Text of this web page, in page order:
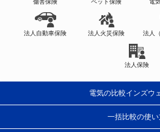
法人自動車保険 法人火災保険 法人
法人保険
電気の比較インズウ
一括比較の使